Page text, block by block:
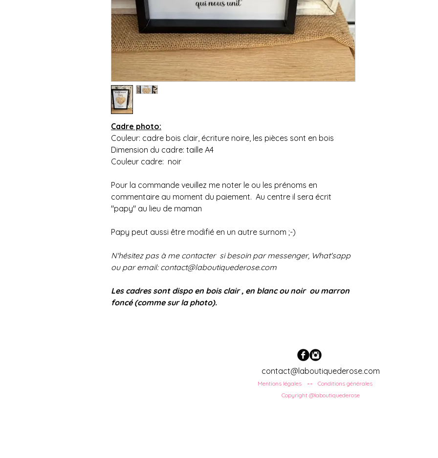
Cadre photo:
Couleur: cadre bois clair, écriture noire, les pièces sont en bois
Dimension du cadre: taille A4
Couleur cadre: noir
Pour la commande veuillez me noter le ou les prénoms en
commentaire au moment du paiement. Au centre il sera écrit
"papy" au lieu de maman
Papy peut aussi être modifié en un autre surnom ;-)
N'hésitez pas à me contacter si besoin par messenger, What'sapp
ou par email: contact@laboutiquederose.com
Les cadres sont dispo en bois clair , en blanc ou noir ou marron
foncé (comme sur la photo).
contact@laboutiquederose.com
Mentions légales Conditions générales
--
Copyright @laboutiquederose